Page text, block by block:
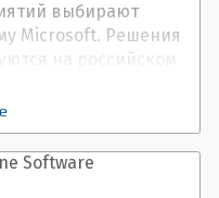
выбирают
Microsoft. Решения
на российском
интерфейсом, и
потребностям